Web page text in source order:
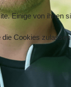
Einige von ihnen
Cookies